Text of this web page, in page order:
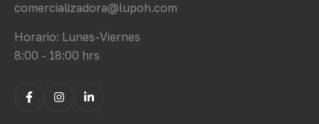
comercializadora@lupoh.com
Horario: Lunes-Viernes
8:00 - 18:00 hrs